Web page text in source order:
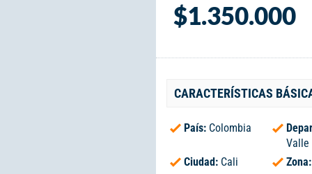
$1.350.000
CARACTERÍSTICAS
País: Colombia
Valle
Ciudad: Cali